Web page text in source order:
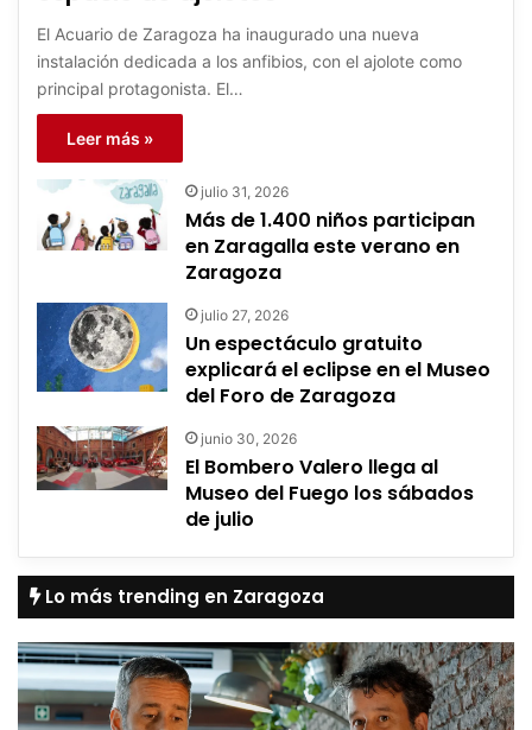
El Acuario de Zaragoza ha inaugurado una nueva
instalación dedicada a los anfibios, con el ajolote como
principal protagonista. El…
Leer más »
julio 31, 2026
Más de 1.400 niños participan
en Zaragalla este verano en
Zaragoza
julio 27, 2026
Un espectáculo gratuito
explicará el eclipse en el Museo
del Foro de Zaragoza
junio 30, 2026
El Bombero Valero llega al
Museo del Fuego los sábados
de julio
Lo más trending en Zaragoza